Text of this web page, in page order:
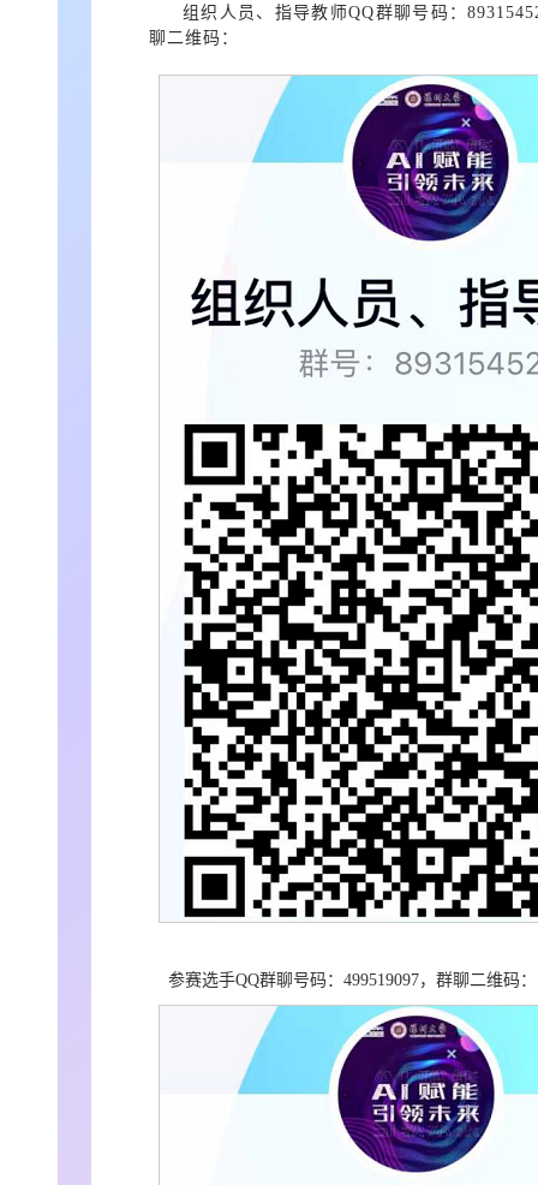
组织人员、指导教师QQ群聊号码：
聊二维码：
参赛选手QQ群聊号码：499519097，群聊二维码：